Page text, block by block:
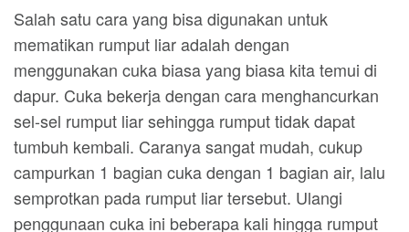
Salah satu cara yang bisa digunakan untuk
mematikan rumput liar adalah dengan
menggunakan cuka biasa yang biasa kita temui di
dapur. Cuka bekerja dengan cara menghancurkan
sel-sel rumput liar sehingga rumput tidak dapat
tumbuh kembali. Caranya sangat mudah, cukup
campurkan 1 bagian cuka dengan 1 bagian air, lalu
semprotkan pada rumput liar tersebut. Ulangi
penggunaan cuka ini beberapa kali hingga rumput